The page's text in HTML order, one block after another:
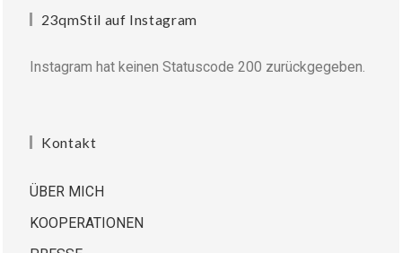
23qmStil auf Instagram
Instagram hat keinen Statuscode 200 zurückgegeben.
Kontakt
ÜBER MICH
KOOPERATIONEN